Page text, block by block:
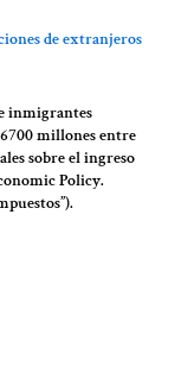
de extranjeros
inmigrantes
millones entre
sobre el ingreso
Policy.